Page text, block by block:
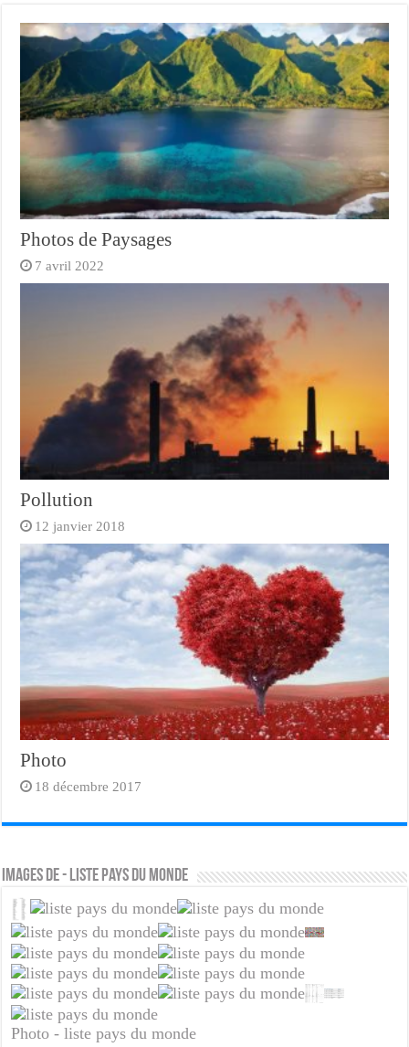
Photos de Paysages
7 avril 2022
Pollution
12 janvier 2018
Photo
18 décembre 2017
Images de - liste pays du monde
Photo - liste pays du monde